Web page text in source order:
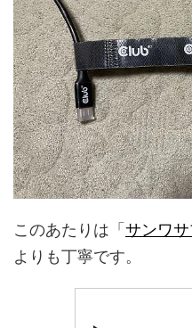
このあたりは「 サンワ
よりも丁寧です。